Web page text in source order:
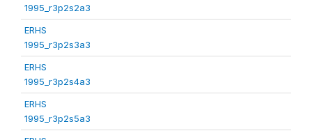
1995_r3p2s2a3
ERHS
1995_r3p2s3a3
ERHS
1995_r3p2s4a3
ERHS
1995_r3p2s5a3